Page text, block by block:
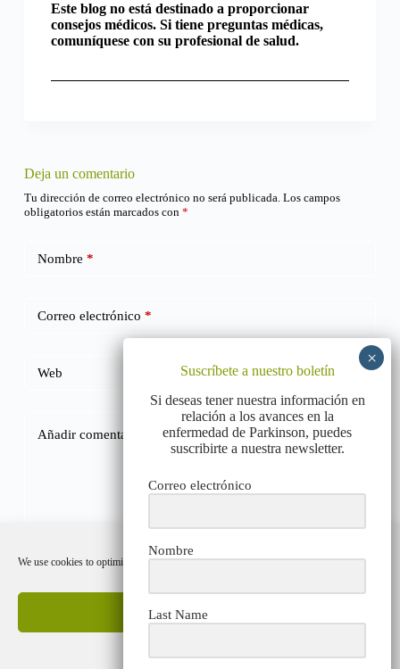
We use cookies to optimize our website and our service.
Accept cookies
Este blog no está destinado a proporcionar
consejos médicos. Si tiene preguntas médicas,
comuníquese con su profesional de salud.
Deja un comentario
Tu dirección de correo electrónico no será publicada. Los campos
obligatorios están marcados con *
Nombre *
Correo electrónico *
Web
Añadir comentario
Suscríbete a nuestro boletín
Si deseas tener nuestra información en
relación a los avances en la
enfermedad de Parkinson, puedes
suscribirte a nuestra newsletter.
Correo electrónico
Nombre
Last Name